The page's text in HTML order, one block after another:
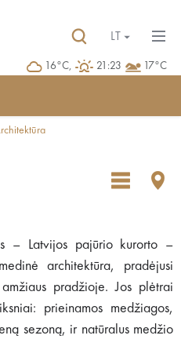
16°C, 21:23 17°C
LT
– Latvijos pajūrio kurorto –
architektūra, pradėjusi
pradžioje. Jos plėtrai
prieinamos medžiagos,
sezoną, ir natūralus medžio